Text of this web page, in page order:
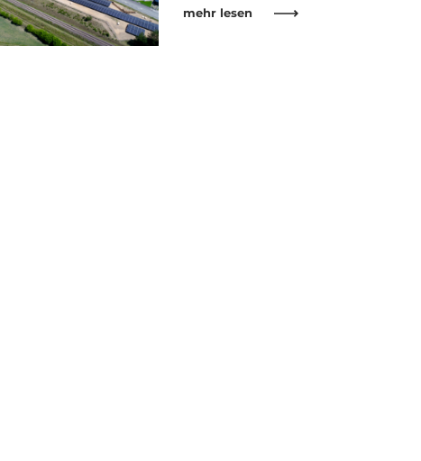
mehr lesen